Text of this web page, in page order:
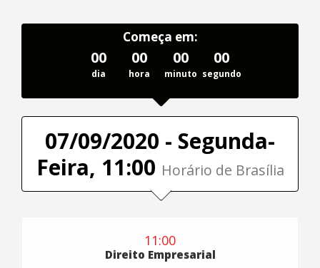
Começa em:
00
dia
00
hora
00
minuto
00
segundo
07/09/2020 - Segunda-
Feira, 11:00 Horário de Brasília
11:00
Direito Empresarial